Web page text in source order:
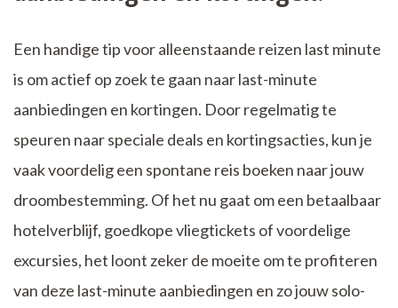
Een handige tip voor alleenstaande reizen last minute
is om actief op zoek te gaan naar last-minute
aanbiedingen en kortingen. Door regelmatig te
speuren naar speciale deals en kortingsacties, kun je
vaak voordelig een spontane reis boeken naar jouw
droombestemming. Of het nu gaat om een betaalbaar
hotelverblijf, goedkope vliegtickets of voordelige
excursies, het loont zeker de moeite om te profiteren
van deze last-minute aanbiedingen en zo jouw solo-